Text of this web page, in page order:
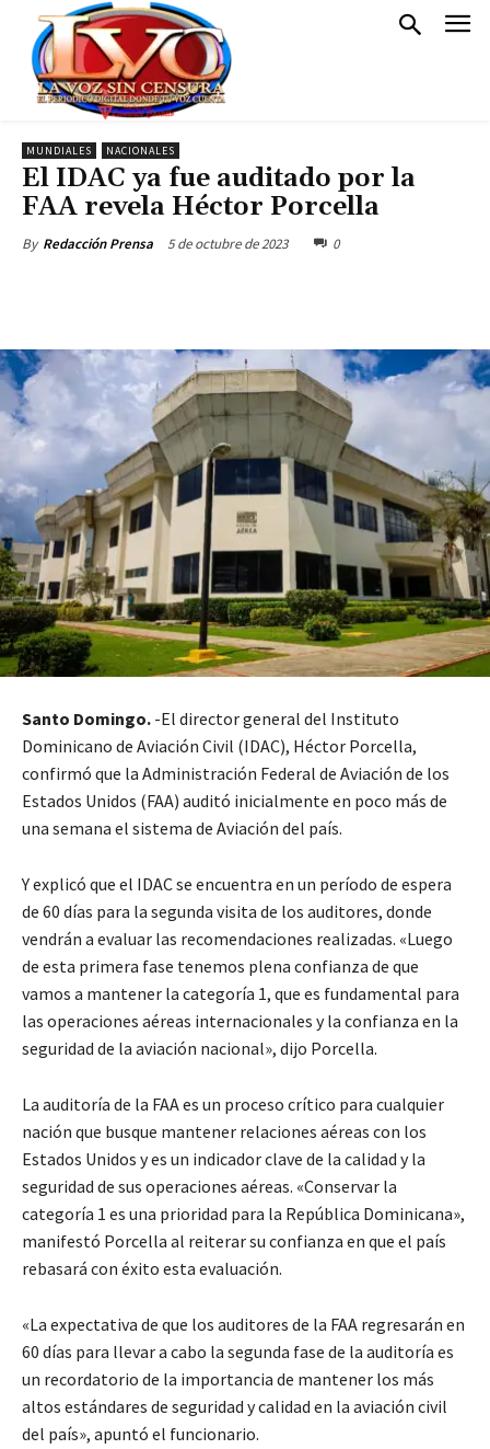
MUNDIALES NACIONALES
El IDAC ya fue auditado por la
FAA revela Héctor Porcella
By Redacción Prensa 5 de octubre de 2023 0
Santo Domingo. -El director general del Instituto
Dominicano de Aviación Civil (IDAC), Héctor Porcella,
confirmó que la Administración Federal de Aviación de los
Estados Unidos (FAA) auditó inicialmente en poco más de
una semana el sistema de Aviación del país.
Y explicó que el IDAC se encuentra en un período de espera
de 60 días para la segunda visita de los auditores, donde
vendrán a evaluar las recomendaciones realizadas. «Luego
de esta primera fase tenemos plena confianza de que
vamos a mantener la categoría 1, que es fundamental para
las operaciones aéreas internacionales y la confianza en la
seguridad de la aviación nacional», dijo Porcella.
La auditoría de la FAA es un proceso crítico para cualquier
nación que busque mantener relaciones aéreas con los
Estados Unidos y es un indicador clave de la calidad y la
seguridad de sus operaciones aéreas. «Conservar la
categoría 1 es una prioridad para la República Dominicana»,
manifestó Porcella al reiterar su confianza en que el país
rebasará con éxito esta evaluación.
«La expectativa de que los auditores de la FAA regresarán en
60 días para llevar a cabo la segunda fase de la auditoría es
un recordatorio de la importancia de mantener los más
altos estándares de seguridad y calidad en la aviación civil
del país», apuntó el funcionario.